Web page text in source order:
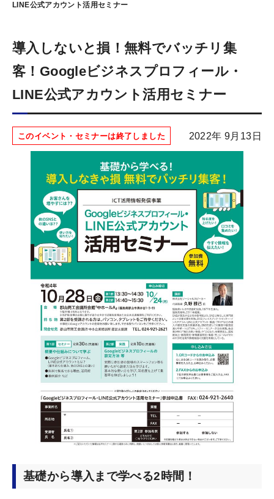
LINE公式アカウント活用セミナー
導入しないと損！無料でバッチリ集
客！Googleビジネスプロフィール・
LINE公式アカウント活用セミナー
2022年 9月13日
基礎から導入まで学べる2時間！